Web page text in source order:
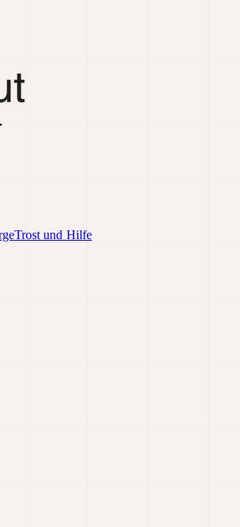
Trost und Hilfe